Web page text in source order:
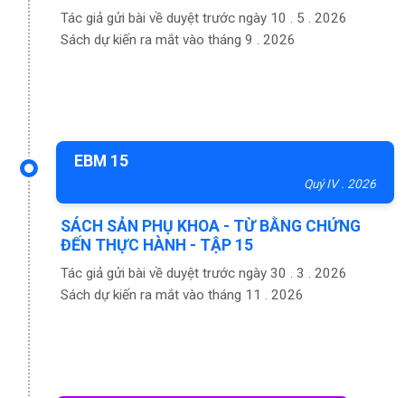
Tác giả gửi bài về duyệt trước ngày 10 . 5 . 2026
Sách dự kiến ra mắt vào tháng 9 . 2026
EBM 15
Quý IV . 2026
SÁCH SẢN PHỤ KHOA - TỪ BẰNG CHỨNG
ĐẾN THỰC HÀNH - TẬP 15
Tác giả gửi bài về duyệt trước ngày 30 . 3 . 2026
Sách dự kiến ra mắt vào tháng 11 . 2026